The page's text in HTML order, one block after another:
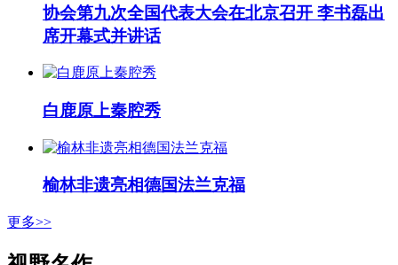
协会第九次全国代表大会在北京召开 李书磊出
席开幕式并讲话
白鹿原上秦腔秀
榆林非遗亮相德国法兰克福
更多>>